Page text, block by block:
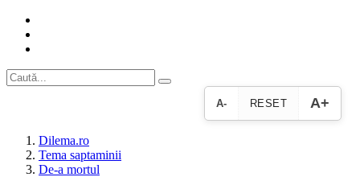
A- RESET A+
Dilema.ro
Tema saptaminii
De-a mortul